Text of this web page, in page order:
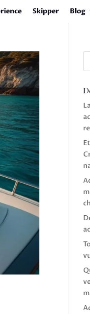
Skipper Blog